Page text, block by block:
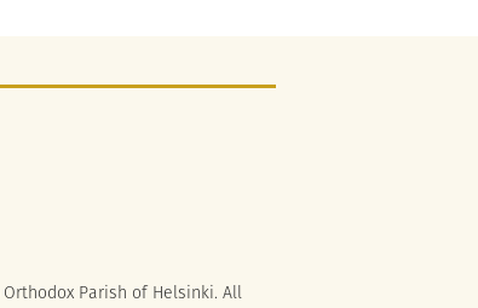
Parish of Helsinki. All